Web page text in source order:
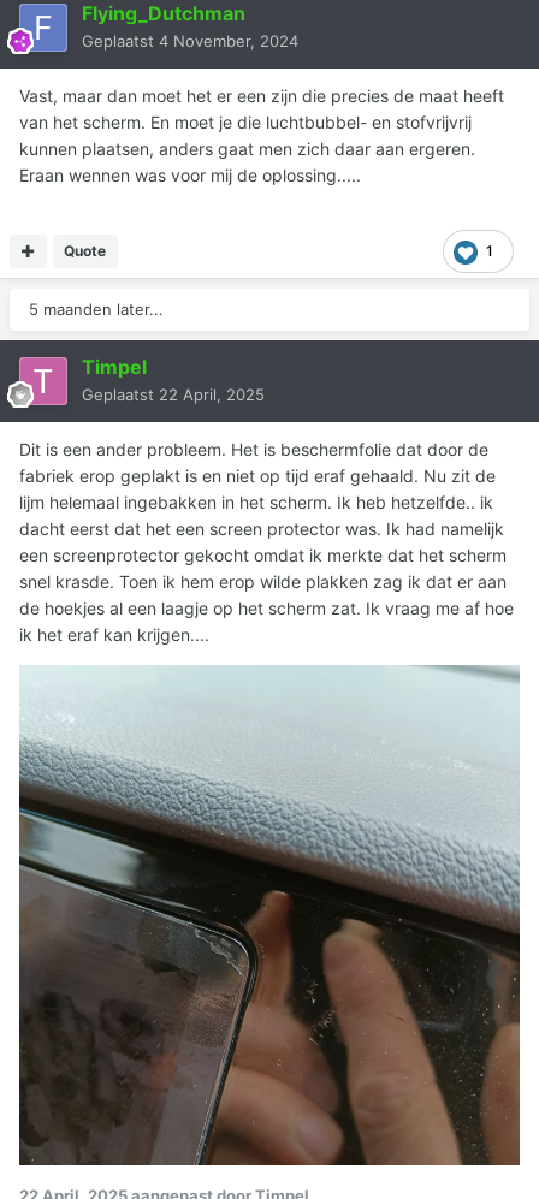
Flying_Dutchman
Geplaatst 4 November, 2024
Vast, maar dan moet het er een zijn die precies de maat heeft
van het scherm. En moet je die luchtbubbel- en stofvrijvrij
kunnen plaatsen, anders gaat men zich daar aan ergeren.
Eraan wennen was voor mij de oplossing.....
1
Quote
5 maanden later...
Timpel
Geplaatst 22 April, 2025
Dit is een ander probleem. Het is beschermfolie dat door de
fabriek erop geplakt is en niet op tijd eraf gehaald. Nu zit de
lijm helemaal ingebakken in het scherm. Ik heb hetzelfde.. ik
dacht eerst dat het een screen protector was. Ik had namelijk
een screenprotector gekocht omdat ik merkte dat het scherm
snel krasde. Toen ik hem erop wilde plakken zag ik dat er aan
de hoekjes al een laagje op het scherm zat. Ik vraag me af hoe
ik het eraf kan krijgen....